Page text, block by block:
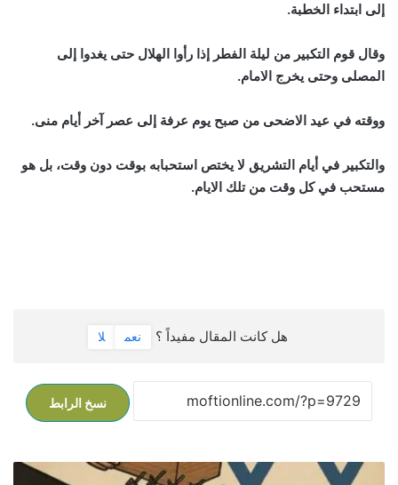
إلى ابتداء الخطبة.
وقال قوم التكبير من ليلة الفطر إذا رأوا الهلال حتى يغدوا إلى
المصلى وحتى يخرج الامام.
ووقته في عيد الاضحى من صبح يوم عرفة إلى عصر آخر أيام منى.
والتكبير في أيام التشريق لا يختص استحبابه بوقت دون وقت، بل هو
مستحب في كل وقت من تلك الايام.
هل كانت المقال مفيداً ؟ نعم لا
نسخ الرابط